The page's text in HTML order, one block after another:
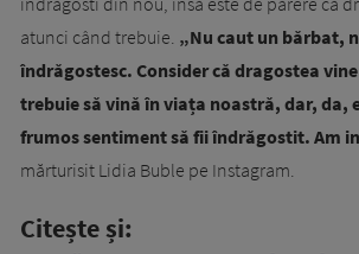
atunci când trebuie. „Nu caut un bărbat,
îndrăgostesc. Consider că dragostea
trebuie să vină în viața noastră, dar, da,
frumos sentiment să fii îndrăgostit. Am
mărturisit Lidia Buble pe Instagram.
Citește și: